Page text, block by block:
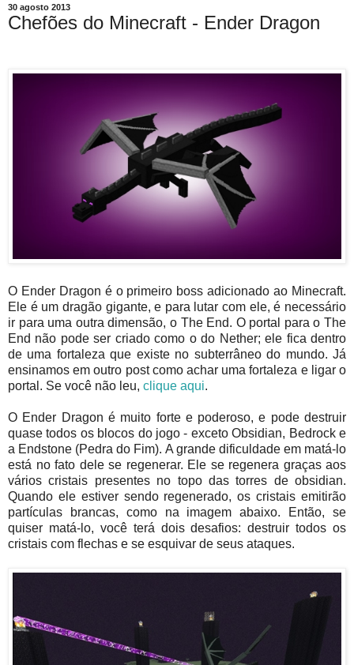
30 agosto 2013
Chefões do Minecraft - Ender Dragon
O Ender Dragon é o primeiro boss adicionado ao Minecraft.
Ele é um dragão gigante, e para lutar com ele, é necessário
ir para uma outra dimensão, o The End. O portal para o The
End não pode ser criado como o do Nether; ele fica dentro
de uma fortaleza que existe no subterrâneo do mundo. Já
ensinamos em outro post como achar uma fortaleza e ligar o
portal. Se você não leu, clique aqui.
O Ender Dragon é muito forte e poderoso, e pode destruir
quase todos os blocos do jogo - exceto Obsidian, Bedrock e
a Endstone (Pedra do Fim). A grande dificuldade em matá-lo
está no fato dele se regenerar. Ele se regenera graças aos
vários cristais presentes no topo das torres de obsidian.
Quando ele estiver sendo regenerado, os cristais emitirão
partículas brancas, como na imagem abaixo. Então, se
quiser matá-lo, você terá dois desafios: destruir todos os
cristais com flechas e se esquivar de seus ataques.